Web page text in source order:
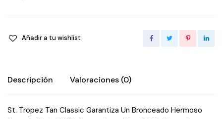
Añadir a tu wishlist
Descripción Valoraciones (0)
St. Tropez Tan Classic Garantiza Un Bronceado Hermoso